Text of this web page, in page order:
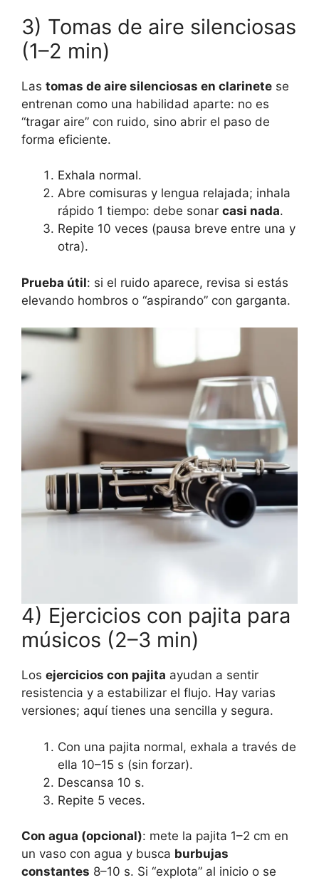
3) Tomas de aire silenciosas
(1–2 min)
Las tomas de aire silenciosas en clarinete se
entrenan como una habilidad aparte: no es
“tragar aire” con ruido, sino abrir el paso de
forma eficiente.
Exhala normal.
Abre comisuras y lengua relajada; inhala
rápido 1 tiempo: debe sonar casi nada.
Repite 10 veces (pausa breve entre una y
otra).
Prueba útil: si el ruido aparece, revisa si estás
elevando hombros o “aspirando” con garganta.
4) Ejercicios con pajita para
músicos (2–3 min)
Los ejercicios con pajita ayudan a sentir
resistencia y a estabilizar el flujo. Hay varias
versiones; aquí tienes una sencilla y segura.
Con una pajita normal, exhala a través de
ella 10–15 s (sin forzar).
Descansa 10 s.
Repite 5 veces.
Con agua (opcional): mete la pajita 1–2 cm en
un vaso con agua y busca burbujas
constantes 8–10 s. Si “explota” al inicio o se